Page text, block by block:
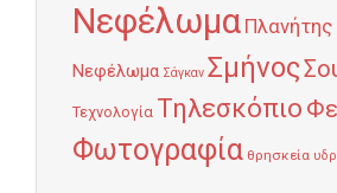
Νεφέλωμα Πλανήτης
Νεφέλωμα Σάγκαν Σμήνος
Τεχνολογία Τηλεσκόπιο
Φωτογραφία θρησκεία